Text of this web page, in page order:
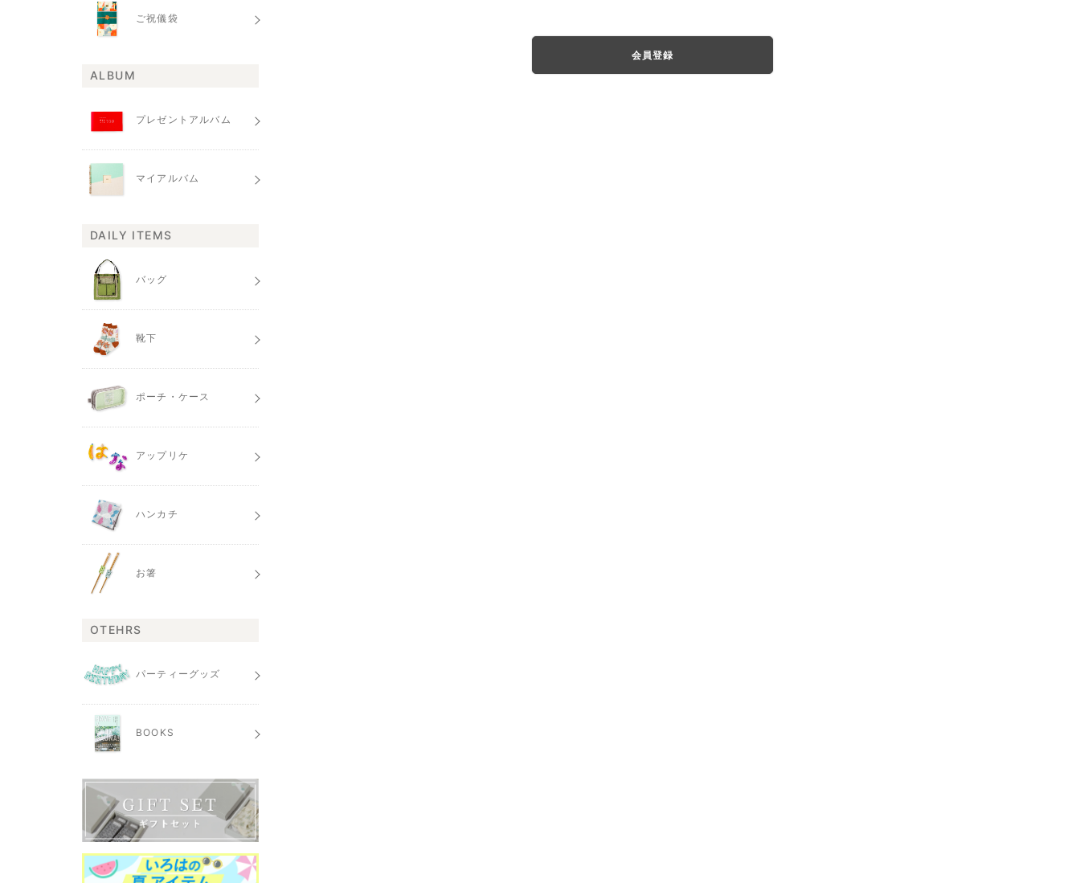
会員登録
ご祝儀袋
ALBUM
プレゼントアルバム
マイアルバム
DAILY ITEMS
バッグ
靴下
ポーチ・ケース
アップリケ
ハンカチ
お箸
OTEHRS
パーティーグッズ
BOOKS